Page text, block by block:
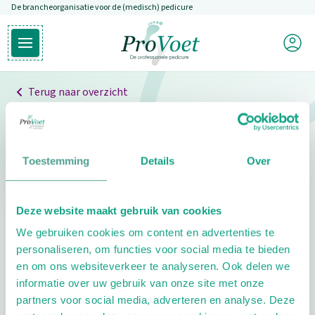
Toestemming Details Over
Deze website maakt gebruik van cookies
We gebruiken cookies om content en advertenties te
personaliseren, om functies voor social media te bieden
en om ons websiteverkeer te analyseren. Ook delen we
informatie over uw gebruik van onze site met onze
partners voor social media, adverteren en analyse. Deze
Overslaan en naar de inhoud gaan
De brancheorganisatie voor de (medisch) pedicure
Open hoofdmenu
Ga naar de homepagina
Mijn
Terug naar overzicht
Professionals
Pedicure niet gevonden
pedicure.